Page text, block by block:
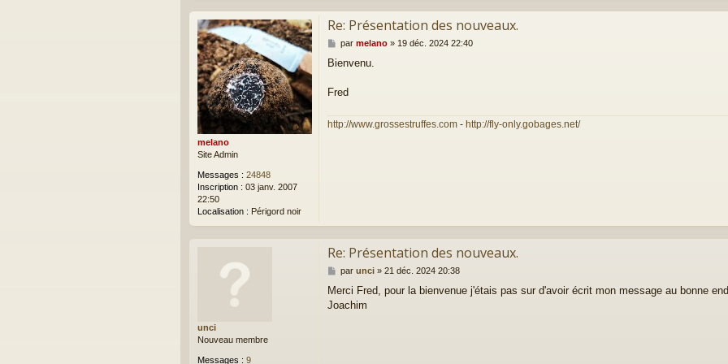
melano
Site Admin
Messages : 24848
Inscription : 03 janv. 2007
22:50
Localisation : Périgord noir
Re: Présentation des nouveaux.
M
s
a
par melano» 19 déc. 2024 22:40
Bienvenu.
Fred
http://www.grossestruffes.com - http://fly-only.gobages.net/
unci
Nouveau membre
Messages : 9
Re: Présentation des nouveaux.
M
s
s
par unci» 21 déc. 2024 20:38
Merci Fred, pour la bienvenue j'étais pas sur d'avoir écrit mon message au bonne
Joachim